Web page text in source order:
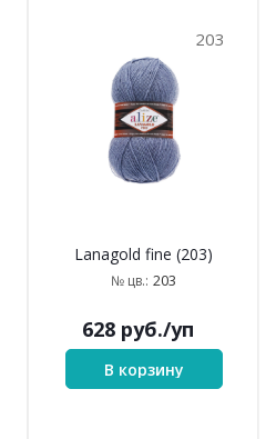
203
Lanagold fine (203)
№ цв.: 203
628 руб./уп
В корзину